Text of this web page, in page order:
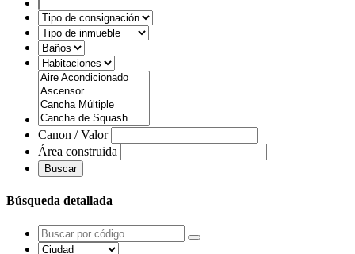
Canon / Valor
Área construida
Buscar
Búsqueda detallada